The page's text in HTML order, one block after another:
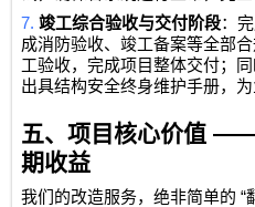
7.竣工综合验收与交付阶段：
成消防验收、竣工备案等全部
工验收，完成项目整体交付；
出具结构安全终身维护手册，
五、项目核心价值
期收益
我们的改造服务，绝非简单的 “